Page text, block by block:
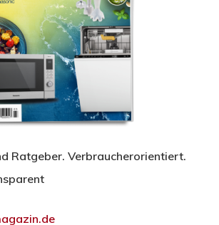
Ratgeber. Verbraucherorientiert.